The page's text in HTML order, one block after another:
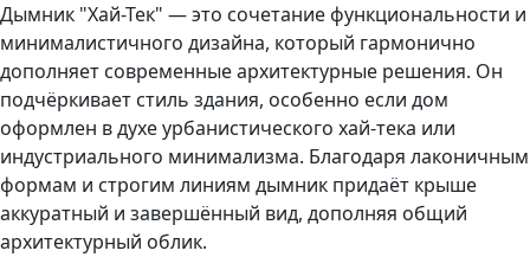
Дымник "Хай-Тек" — это сочетание функциональности и
минималистичного дизайна, который гармонично
дополняет современные архитектурные решения. Он
подчёркивает стиль здания, особенно если дом
оформлен в духе урбанистического хай-тека или
индустриального минимализма. Благодаря лаконичным
формам и строгим линиям дымник придаёт крыше
аккуратный и завершённый вид, дополняя общий
архитектурный облик.